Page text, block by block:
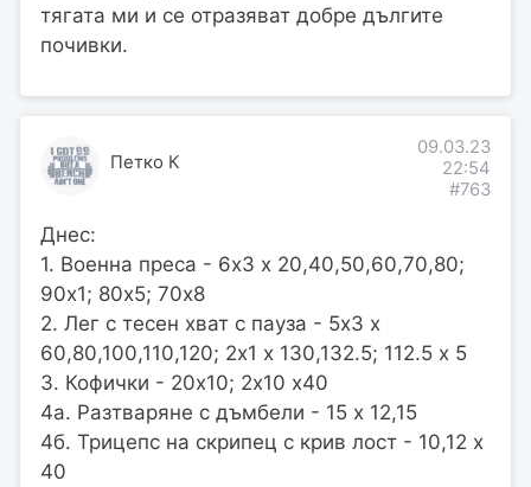
тягата ми и се отразяват добре дългите
почивки.
Петко К
09.03.23
22:54
#763
Днес:
1. Военна преса - 6х3 х 20,40,50,60,70,80;
90х1; 80х5; 70х8
2. Лег с тесен хват с пауза - 5х3 х
60,80,100,110,120; 2х1 х 130,132.5; 112.5 х 5
3. Кофички - 20х10; 2х10 х40
4а. Разтваряне с дъмбели - 15 х 12,15
4б. Трицепс на скрипец с крив лост - 10,12 х
40